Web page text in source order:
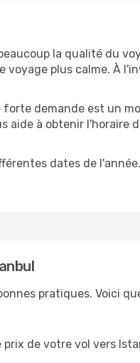
la qualité du
plus calme. À
demande est un
aide à obtenir
dates de
pratiques. Voici
de votre vol vers